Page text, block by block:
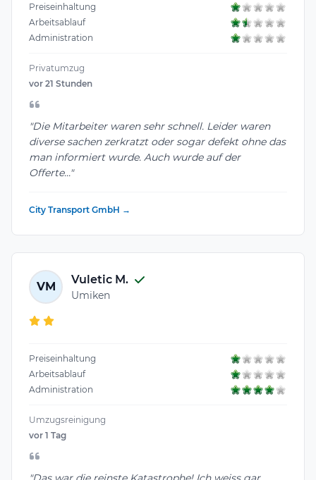
Preiseinhaltung
Arbeitsablauf
Administration
Privatumzug
vor 21 Stunden
"Die Mitarbeiter waren sehr schnell. Leider waren
diverse sachen zerkratzt oder sogar defekt ohne das
man informiert wurde. Auch wurde auf der
Offerte..."
City Transport GmbH →
VM
Vuletic M.
Umiken
Preiseinhaltung
Arbeitsablauf
Administration
Umzugsreinigung
vor 1 Tag